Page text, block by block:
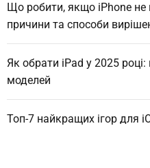
Що робити, якщо iPhone не
причини та способи
Як обрати iPad у 2025
моделей
Топ-7 найкращих ігор для